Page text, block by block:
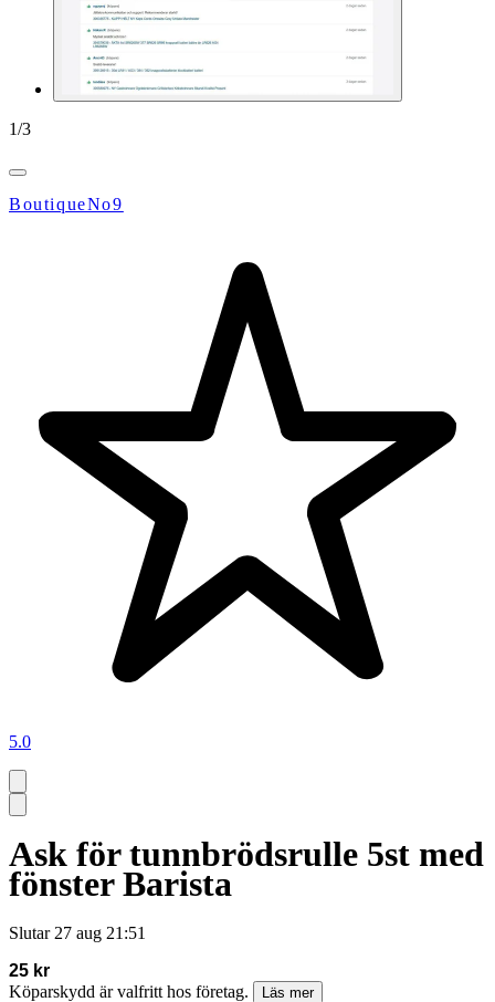
1/3
BoutiqueNo9
5.0
Ask för tunnbrödsrulle 5st med
fönster Barista
Slutar 27 aug 21:51
25 kr
Köparskydd är valfritt hos företag.
Läs mer